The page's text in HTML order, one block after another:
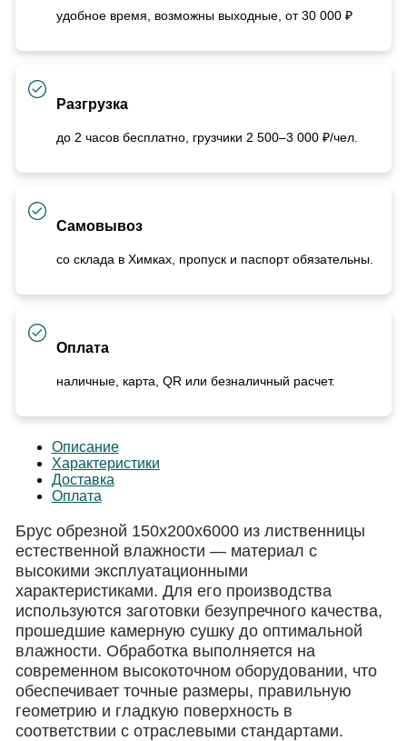
удобное время, возможны выходные, от 30 000 ₽
Разгрузка
до 2 часов бесплатно, грузчики 2 500–3 000 ₽/чел.
Самовывоз
со склада в Химках, пропуск и паспорт обязательны.
Оплата
наличные, карта, QR или безналичный расчет.
Описание
Характеристики
Доставка
Оплата
Брус обрезной 150х200х6000 из лиственницы
естественной влажности — материал с
высокими эксплуатационными
характеристиками. Для его производства
используются заготовки безупречного качества,
прошедшие камерную сушку до оптимальной
влажности. Обработка выполняется на
современном высокоточном оборудовании, что
обеспечивает точные размеры, правильную
геометрию и гладкую поверхность в
соответствии с отраслевыми стандартами.